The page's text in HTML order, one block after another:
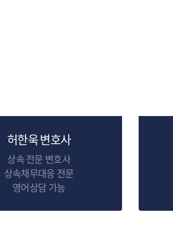
허한욱 변호사
상속 전문 변호사
상속채무대응 전문
영어상담 가능